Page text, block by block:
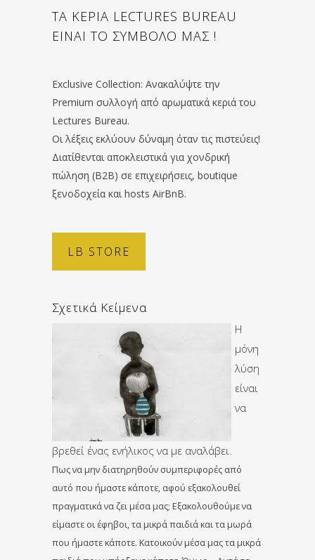
ΤΑ ΚΕΡΙΑ LECTURES BUREAU
ΕΙΝΑΙ ΤΟ ΣΥΜΒΟΛΟ ΜΑΣ !
Exclusive Collection: Ανακαλύψτε την
Premium συλλογή από αρωματικά κεριά του
Lectures Bureau.
Οι λέξεις εκλύουν δύναμη όταν τις πιστεύεις!
Διατίθενται αποκλειστικά για χονδρική
πώληση (B2B) σε επιχειρήσεις, boutique
ξενοδοχεία και hosts AirBnB.
LB STORE
Σχετικά Κείμενα
Η
μόνη
λύση
είναι
να
βρεθεί ένας ενήλικος να με αναλάβει.
Πως να μην διατηρηθούν συμπεριφορές από
αυτό που ήμαστε κάποτε, αφού εξακολουθεί
πραγματικά να ζει μέσα μας; Εξακολουθούμε να
είμαστε οι έφηβοι, τα μικρά παιδιά και τα μωρά
που ήμαστε κάποτε. Κατοικούν μέσα μας τα μικρά